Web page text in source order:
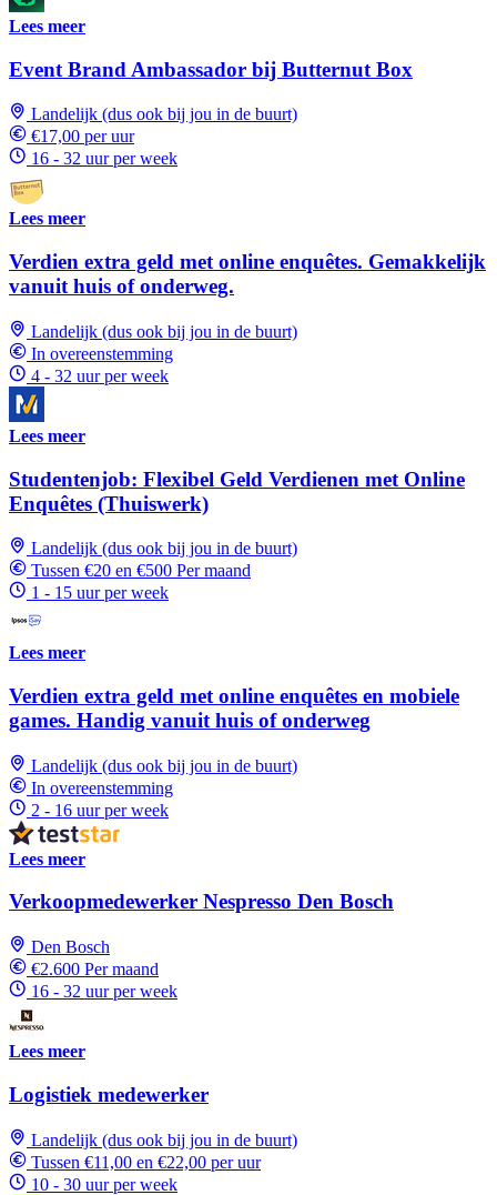
Lees meer
Event Brand Ambassador bij Butternut Box
Landelijk (dus ook bij jou in de buurt)
€17,00 per uur
16 - 32 uur per week
Lees meer
Verdien extra geld met online enquêtes. Gemakkelijk
vanuit huis of onderweg.
Landelijk (dus ook bij jou in de buurt)
In overeenstemming
4 - 32 uur per week
Lees meer
Studentenjob: Flexibel Geld Verdienen met Online
Enquêtes (Thuiswerk)
Landelijk (dus ook bij jou in de buurt)
Tussen €20 en €500 Per maand
1 - 15 uur per week
Lees meer
Verdien extra geld met online enquêtes en mobiele
games. Handig vanuit huis of onderweg
Landelijk (dus ook bij jou in de buurt)
In overeenstemming
2 - 16 uur per week
Lees meer
Verkoopmedewerker Nespresso Den Bosch
Den Bosch
€2.600 Per maand
16 - 32 uur per week
Lees meer
Logistiek medewerker
Landelijk (dus ook bij jou in de buurt)
Tussen €11,00 en €22,00 per uur
10 - 30 uur per week